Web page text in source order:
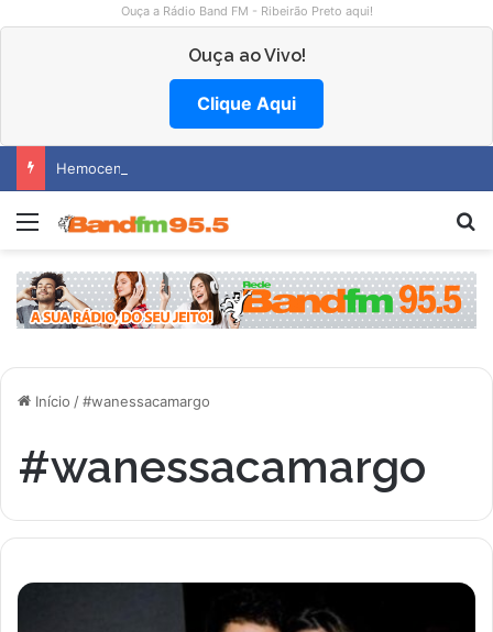
Ouça a Rádio Band FM - Ribeirão Preto aqui!
Ouça ao Vivo!
Clique Aqui
Hemocentro abre vagas na região
Menu
Início /#wanessacamargo
#wanessacamargo